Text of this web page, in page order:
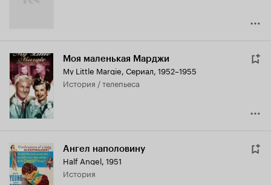
Моя маленькая Марджи
My Little Margie, Сериал, 1952–1955
история / телепьеса
Ангел наполовину
Half Angel, 1951
история